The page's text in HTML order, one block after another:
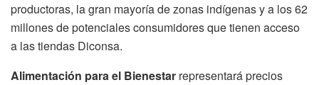
productoras, la gran mayoría de zonas indígenas y a los 62
millones de potenciales consumidores que tienen acceso
a las tiendas Diconsa.
Alimentación para el Bienestar representará precios